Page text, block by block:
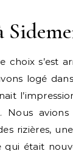
choix s’est
logé
Nous
rizières,
qui était